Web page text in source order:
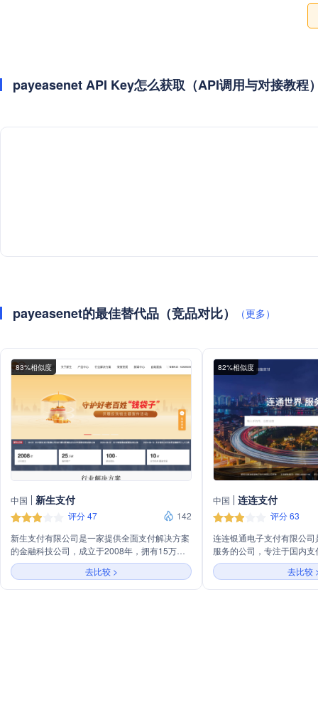
payeasenet API Key怎么获取（API调用与对接教程
payeasenet的最佳替代品（竞品对比） （更多）
83%相似度
中国 新生支付
评分 47
142
新生支付有限公司是一家提供全面支付解决方案
的金融科技公司，成立于2008年，拥有15万家
服务商户和100+研发团队。公司在全国拥有10
家分支机构，覆盖全国范围。新生支付专注于为
商户提供安全、便捷的支付服务，包括互联网支
去比较 >
82%相似度
中国 连连支付
评分 63
连连银通电子支付有限公
服务的公司，专注于国内
案。公司致力于连接世界
供便捷、安全的支付体验
备案号浙B2-20080148和
去比较